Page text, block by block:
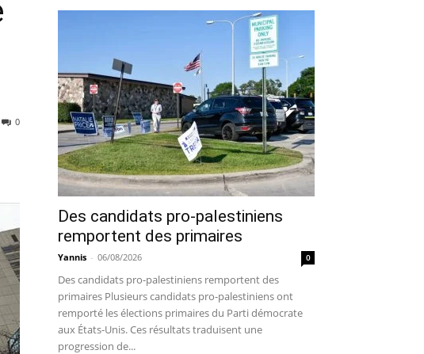
0
Des candidats pro-palestiniens
remportent des primaires
Yannis - 06/08/2026 0
Des candidats pro-palestiniens remportent des
primaires Plusieurs candidats pro-palestiniens ont
remporté les élections primaires du Parti démocrate
aux États-Unis. Ces résultats traduisent une
progression de...